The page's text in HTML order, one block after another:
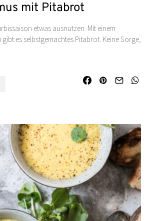
mit Pitabrot
etwas ausnutzen. Mit einem
es selbstgemachtes Pitabrot. Keine Sorge,